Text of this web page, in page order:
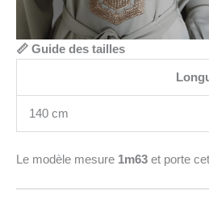
📏 Guide des tailles
140 cm
Le modèle mesure 1m63 et porte